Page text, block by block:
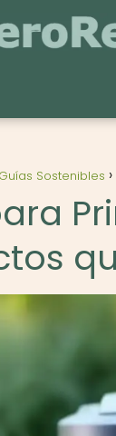
Guías Sostenibles